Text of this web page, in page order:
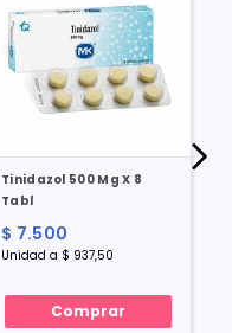
Tinidazol 500 Mg X 8
Tabl
$ 7.500
Unidad a $ 937,50
Comprar